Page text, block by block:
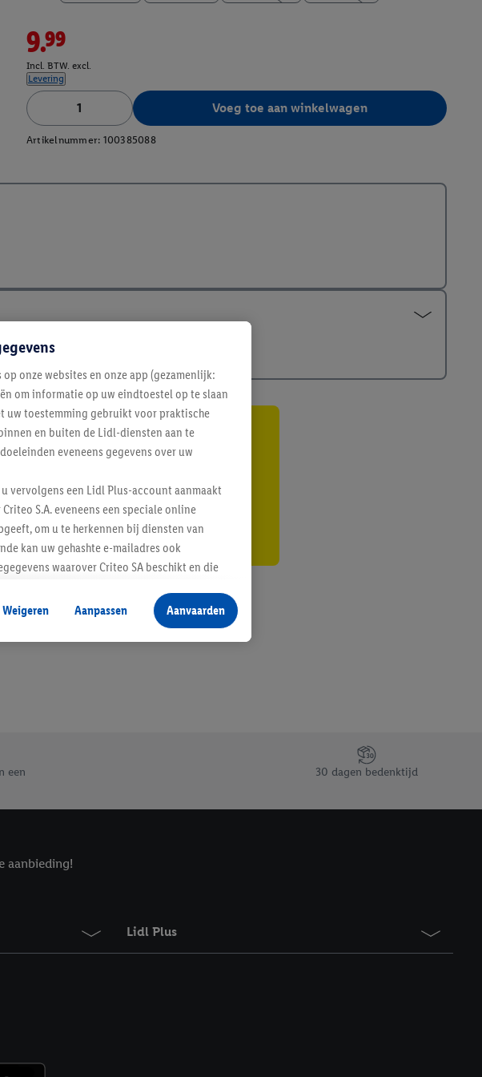
9.99
Incl. BTW. excl.
Levering
Voeg toe aan winkelwagen
Artikelnummer: 100385088
de hoogte
Inschrijven
een
30 dagen bedenktijd
aanbieding!
Lidl Plus
onze websites en onze app (gezamenlijk:
om informatie op uw eindtoestel op te slaan
uw toestemming gebruikt voor praktische
en buiten de Lidl-diensten aan te
eveneens gegevens over uw
vervolgens een Lidl Plus-account aanmaakt
S.A. eveneens een speciale online
om u te herkennen bij diensten van
kan uw gehashte e-mailadres ook
waarover Criteo SA beschikt en die
d.w.z. advertenties voor producten waarin
uw winkelmandje toe te voegen, maar het
worden weergegeven als er met behulp
te allen tijde met vooruitwerkende
hier.
Weigeren Aanpassen Aanvaarden